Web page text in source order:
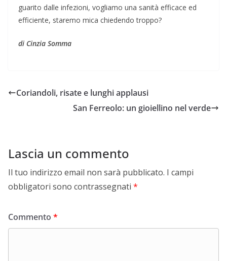
guarito dalle infezioni, vogliamo una sanità efficace ed
efficiente, staremo mica chiedendo troppo?
di Cinzia Somma
Coriandoli, risate e lunghi applausi
San Ferreolo: un gioiellino nel verde
Lascia un commento
Il tuo indirizzo email non sarà pubblicato. I campi
obbligatori sono contrassegnati *
Commento *